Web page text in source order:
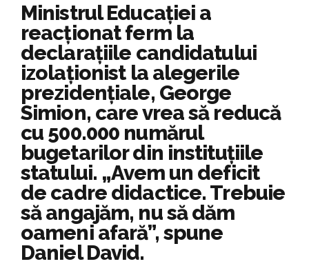
Ministrul Educației a
reacționat ferm la
declarațiile candidatului
izolaționist la alegerile
prezidențiale, George
Simion, care vrea să reducă
cu 500.000 numărul
bugetarilor din instituțiile
statului. „Avem un deficit
de cadre didactice. Trebuie
să angajăm, nu să dăm
oameni afară”, spune
Daniel David.